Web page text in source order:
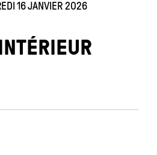
16 JANVIER 2026